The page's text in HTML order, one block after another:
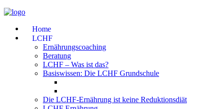
Home
LCHF
Ernährungscoaching
Beratung
LCHF – Was ist das?
Basiswissen: Die LCHF Grundschule
Die LCHF-Ernährung ist keine Reduktionsdiät